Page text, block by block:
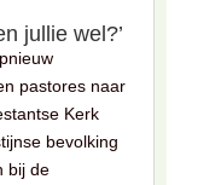
jullie wel?’
pastores naar
Kerk
bevolking
bij de